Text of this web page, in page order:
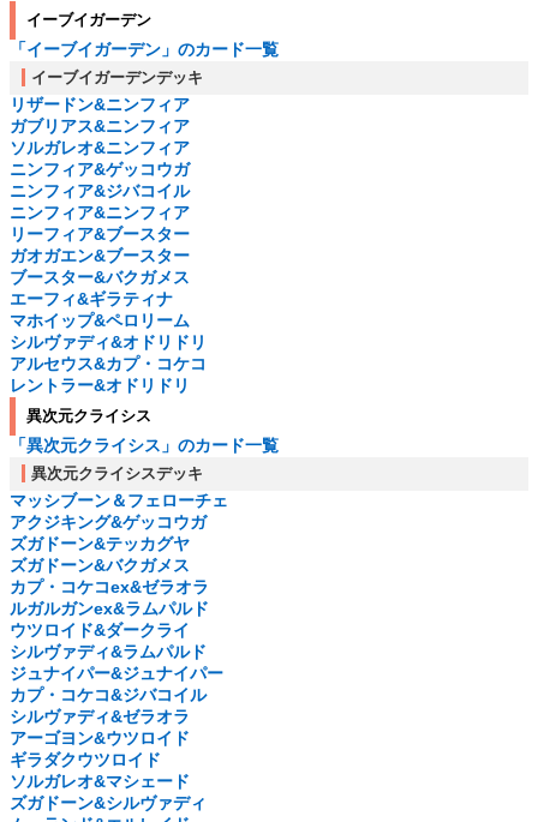
イーブイガーデン
「イーブイガーデン」のカード一覧
イーブイガーデンデッキ
リザードン&ニンフィア
ガブリアス&ニンフィア
ソルガレオ&ニンフィア
ニンフィア&ゲッコウガ
ニンフィア&ジバコイル
ニンフィア&ニンフィア
リーフィア&ブースター
ガオガエン&ブースター
ブースター&バクガメス
エーフィ&ギラティナ
マホイップ&ペロリーム
シルヴァディ&オドリドリ
アルセウス&カプ・コケコ
レントラー&オドリドリ
異次元クライシス
「異次元クライシス」のカード一覧
異次元クライシスデッキ
マッシブーン＆フェローチェ
アクジキング&ゲッコウガ
ズガドーン&テッカグヤ
ズガドーン&バクガメス
カプ・コケコex&ゼラオラ
ルガルガンex&ラムパルド
ウツロイド&ダークライ
シルヴァディ&ラムパルド
ジュナイパー&ジュナイパー
カプ・コケコ&ジバコイル
シルヴァディ&ゼラオラ
アーゴヨン&ウツロイド
ギラダクウツロイド
ソルガレオ&マシェード
ズガドーン&シルヴァディ